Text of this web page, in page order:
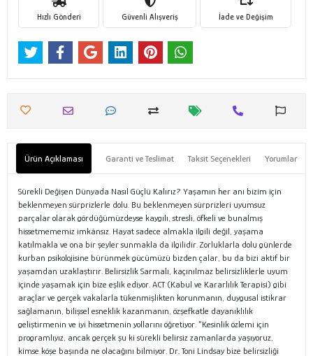
Hızlı Gönderi Güvenli Alışveriş İade ve Değişim
Ürün Açıklaması Garanti ve Teslimat Taksit Seçenekleri Yorumlar
Sürekli Değişen Dünyada Nasıl Güçlü Kalırız? Yaşamın her anı bizim için
beklenmeyen sürprizlerle dolu. Bu beklenmeyen sürprizleri uyumsuz
parçalar olarak gördüğümüzdeyse kaygılı, stresli, öfkeli ve bunalmış
hissetmememiz imkânsız. Hayat sadece almakla ilgili değil, yaşama
katılmakla ve ona bir şeyler sunmakla da ilgilidir. Zorluklarla dolu günlerde
kurban psikolojisine bürünmek gücümüzü bizden çalar, bu da bizi aktif bir
yaşamdan uzaklaştırır. Belirsizlik Sarmalı, kaçınılmaz belirsizliklerle uyum
içinde yaşamak için bize eşlik ediyor. ACT (Kabul ve Kararlılık Terapisi) gibi
araçlar ve gerçek vakalarla tükenmişlikten korunmanın, duygusal istikrar
sağlamanın, bilişsel esneklik kazanmanın, özşefkatle dayanıklılık
geliştirmenin ve iyi hissetmenin yollarını öğretiyor. “Kesinlik özlemi için
programlıyız, ancak gerçek şu ki sürekli belirsiz zamanlarda yaşıyoruz,
kimse köşe başında ne olacağını bilmiyor. Dr. Toni Lindsay bize belirsizliği